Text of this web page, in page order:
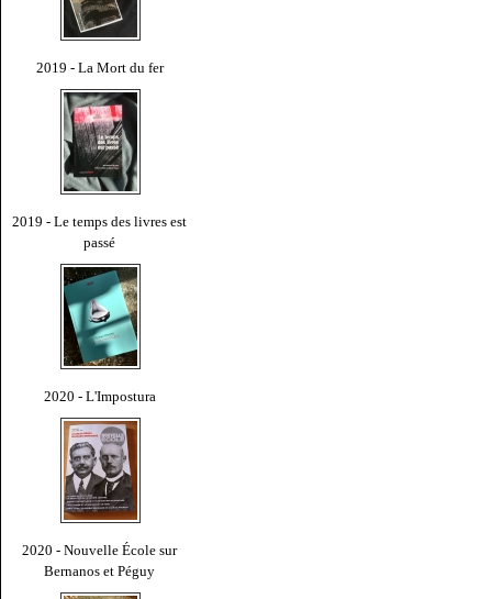
2019 - La Mort du fer
2019 - Le temps des livres est
passé
2020 - L'Impostura
2020 - Nouvelle École sur
Bernanos et Péguy